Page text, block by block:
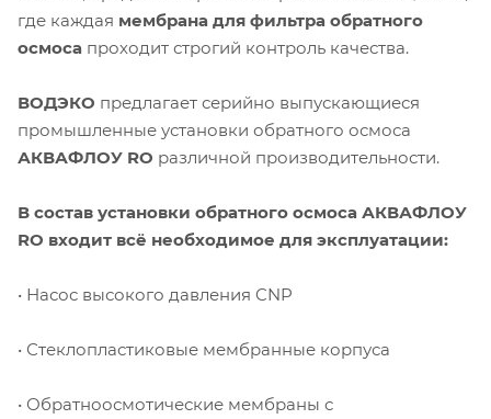
где каждая мембрана для фильтра обратного
осмоса проходит строгий контроль качества.
ВОДЭКО предлагает серийно выпускающиеся
промышленные установки обратного осмоса
АКВАФЛОУ RO различной производительности.
В состав установки обратного осмоса АКВАФЛОУ
RO входит всё необходимое для эксплуатации:
• Насос высокого давления CNP
• Стеклопластиковые мембранные корпуса
• Обратноосмотические мембраны с